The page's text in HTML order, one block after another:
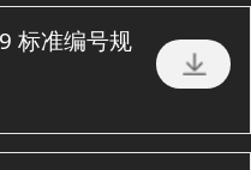
标准编号规